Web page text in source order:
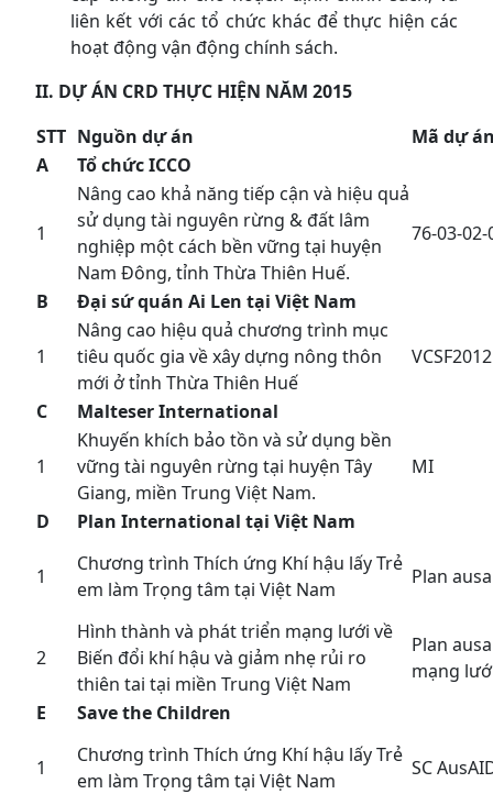
liên kết với các tổ chức khác để thực hiện các
hoạt động vận động chính sách.
II. DỰ ÁN CRD THỰC HIỆN NĂM 2015
STT Nguồn dự án
Mã dự
A
Tổ chức ICCO
1
Nâng cao khả năng tiếp cận và hiệu quả
sử dụng tài nguyên rừng & đất lâm
nghiệp một cách bền vững tại huyện
Nam Đông, tỉnh Thừa Thiên Huế.
76-03-02-
B Đại sứ quán Ai Len tại Việt Nam
1
Nâng cao hiệu quả chương trình mục
tiêu quốc gia về xây dựng nông thôn
mới ở tỉnh Thừa Thiên Huế
C Malteser International
1
Khuyến khích bảo tồn và sử dụng bền
vững tài nguyên rừng tại huyện Tây
Giang, miền Trung Việt Nam.
MI
D Plan International tại Việt Nam
1
Chương trình Thích ứng Khí hậu lấy Trẻ
em làm Trọng tâm tại Việt Nam
Plan
2
Hình thành và phát triển mạng lưới về
Biến đổi khí hậu và giảm nhẹ rủi ro
thiên tai tại miền Trung Việt Nam
Plan
mạng
E
Save the Children
1
Chương trình Thích ứng Khí hậu lấy Trẻ
em làm Trọng tâm tại Việt Nam
SC